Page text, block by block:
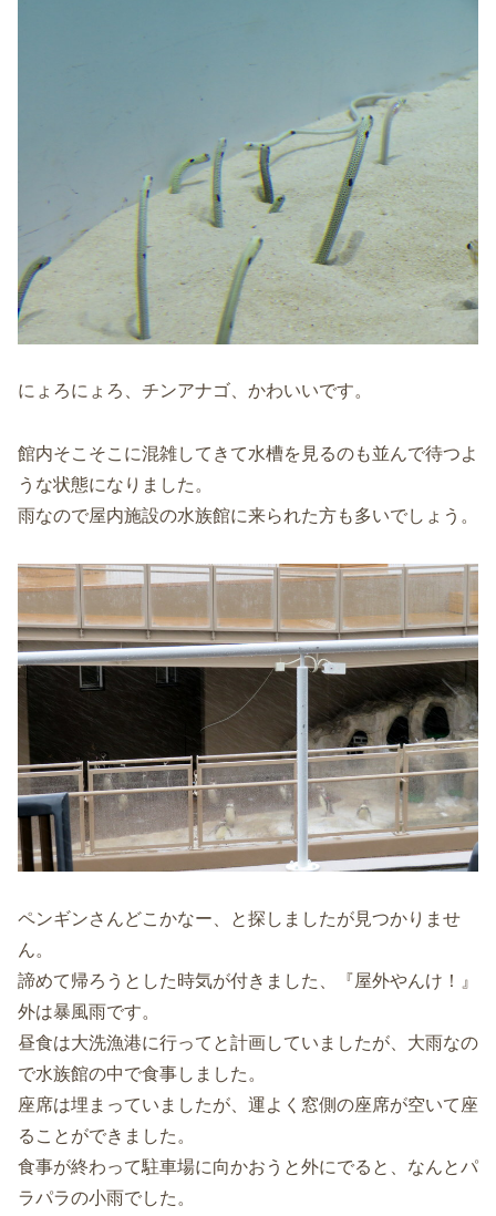
にょろにょろ、チンアナゴ、かわいいです。
館内そこそこに混雑してきて水槽を見るのも並んで待つよ
うな状態になりました。
雨なので屋内施設の水族館に来られた方も多いでしょう。
ペンギンさんどこかなー、と探しましたが見つかりませ
ん。
諦めて帰ろうとした時気が付きました、『屋外やんけ！』
外は暴風雨です。
昼食は大洗漁港に行ってと計画していましたが、大雨なの
で水族館の中で食事しました。
座席は埋まっていましたが、運よく窓側の座席が空いて座
ることができました。
食事が終わって駐車場に向かおうと外にでると、なんとパ
ラパラの小雨でした。